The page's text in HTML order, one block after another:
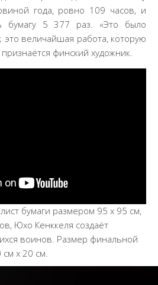
года, ровно 109 часов, и
бумагу 5 377 раз. «Это было
величайшая работа, которую
финский художник.
бумаги размером 95 х 95 см,
Юхо Кенккеля создаёт
воинов. Размер финальной
х 20 см.